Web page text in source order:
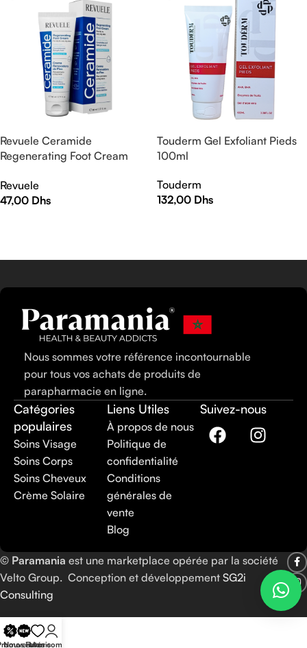
Revuele Ceramide
Regenerating Foot Cream
Revuele
47,00 Dhs
Touderm Gel Exfoliant Pieds
100ml
Touderm
132,00 Dhs
Nous sommes votre référence incontournable
pour tous vos achats de produits de
parapharmacie en ligne.
Catégories
populaires
Soins Visage
Soins Corps
Soins Cheveux
Crème Solaire
Liens Utiles
À propos de nous
Politique de
confidentialité
Conditions
générales de
vente
Blog
Suivez-nous
© Paramania est une marketplace opérée par la société
Velto Group. Conception et développement SG2i
Consulting
Nouveautés
Favoris
Mon compte